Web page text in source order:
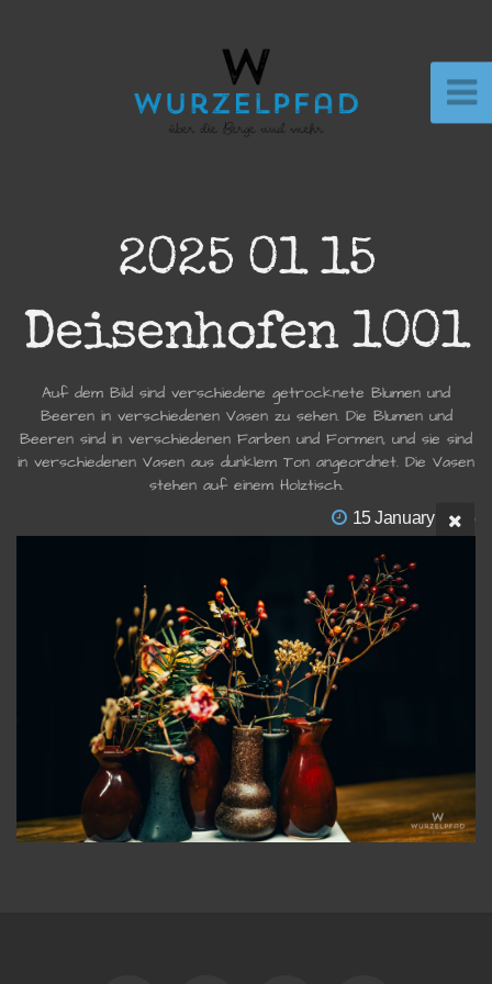
2025 01 15
Deisenhofen 1001
Auf dem Bild sind verschiedene getrocknete Blumen und
Beeren in verschiedenen Vasen zu sehen. Die Blumen und
Beeren sind in verschiedenen Farben und Formen, und sie sind
in verschiedenen Vasen aus dunklem Ton angeordnet. Die Vasen
stehen auf einem Holztisch.
15 January 2025